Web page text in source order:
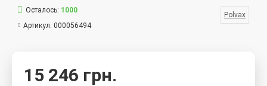
Осталось: 1000
Артикул: 000056494
Polvax
15 246 грн.